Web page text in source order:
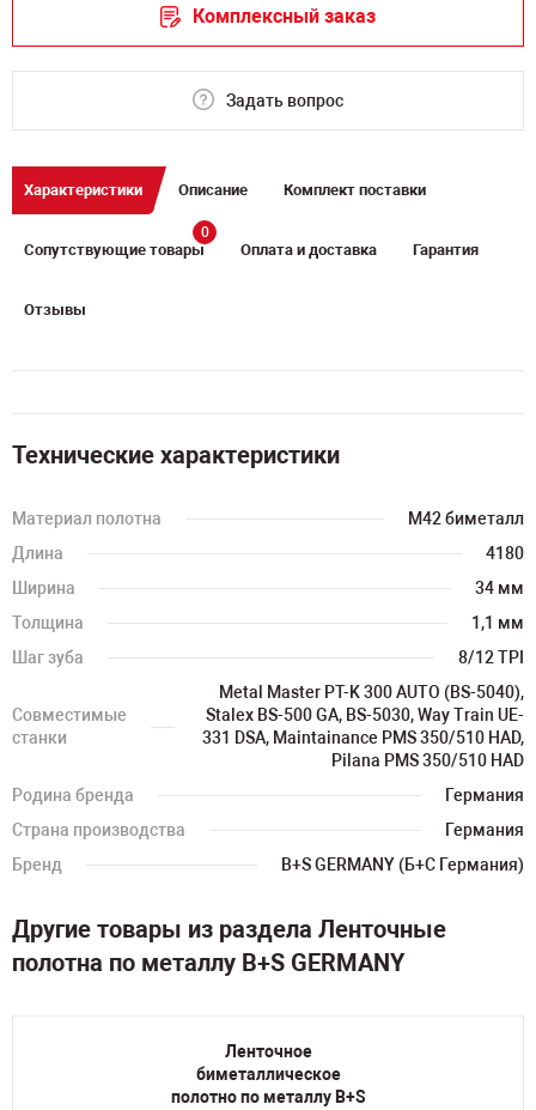
Комплексный заказ
Задать вопрос
Характеристики Описание Комплект поставки
Сопутствующие товары
0
Оплата и доставка Гарантия
Отзывы
Технические характеристики
Материал полотна
M42 биметалл
Длина
4180
Ширина
34 мм
Толщина
1,1 мм
Шаг зуба
8/12 TPI
Совместимые
станки
Metal Master PT-K 300 AUTO (BS-5040),
Stalex BS-500 GA, BS-5030, Way Train UE-
331 DSA, Maintainance PMS 350/510 HAD,
Pilana PMS 350/510 HAD
Родина бренда
Германия
Страна производства
Германия
Бренд
B+S GERMANY (Б+С Германия)
Другие товары из раздела Ленточные
полотна по металлу B+S GERMANY
Ленточное
биметаллическое
полотно по металлу B+S